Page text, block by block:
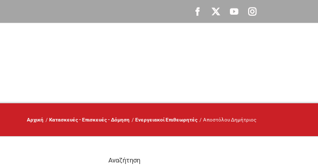
Facebook
X YouTubeInstagram
Αρχική Κατασκευές - Επισκευές - Δόμηση Ενεργειακοί Επιθεωρητές Αποστόλου Δημήτριος
Αναζήτηση